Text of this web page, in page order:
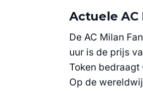
Actuele AC
De AC Milan
uur is de prijs
Token
Op de